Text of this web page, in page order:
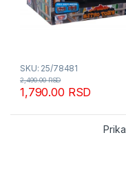
SKU: 25/78481
1,790.00 RSD
2,490.00RSD